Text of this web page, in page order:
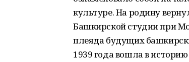
культуре. На родину
Башкирской студии при
плеяда будущих
1939 года вошла в